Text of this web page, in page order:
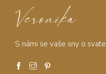
Veronika
S námi se vaše sny o